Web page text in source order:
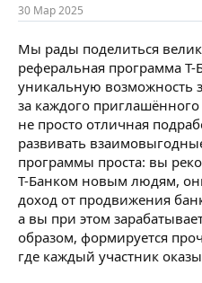
30 Мар 2025
Мы рады поделиться
реферальная программа
уникальную возможность
за каждого
не просто отличная
развивать
программы проста: вы
Т-Банком новым людям,
доход от продвижения
а вы при этом
образом, формируется
где каждый участник